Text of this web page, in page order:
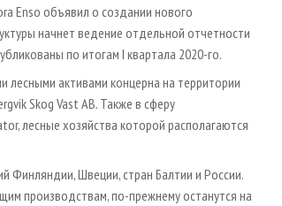
Enso объявил о создании нового
начнет ведение отдельной отчетности
по итогам I квартала 2020-го.
лесными активами концерна на территории
Skog Vast AB. Также в сферу
лесные хозяйства которой располагаются
Финляндии, Швеции, стран Балтии и России.
производствам, по-прежнему останутся на